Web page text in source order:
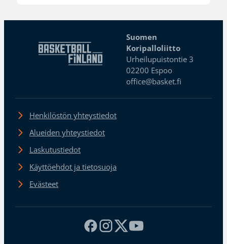
Suomen
Koripalloliitto
Urheilupuistontie 3
02200 Espoo
office@basket.fi
Henkilöstön yhteystiedot
Alueiden yhteystiedot
Laskutustiedot
Käyttöehdot ja tietosuoja
Evästeet